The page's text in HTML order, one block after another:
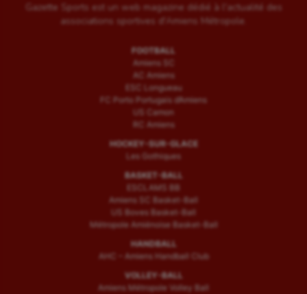
Gazette Sports est un web magazine dédié à l'actualité des
associations sportives d'Amiens Métropole.
FOOTBALL
Amiens SC
AC Amiens
ESC Longueau
FC Porto Portugais d’Amiens
US Camon
RC Amiens
HOCKEY-SUR-GLACE
Les Gothiques
BASKET-BALL
ESCLAMS BB
Amiens SC Basket-Ball
US Boves Basket-Ball
Métropole Amiénoise Basket-Ball
HANDBALL
AHC – Amiens Handball Club
VOLLEY-BALL
Amiens Métropole Volley Ball